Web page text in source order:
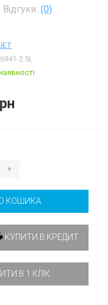
Відгуки: (0)
2.5L
+
КОШИКА
КУПИТИ В КРЕДИТ
В 1 КЛІК